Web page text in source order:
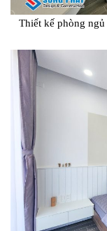
Thiết kế phòng